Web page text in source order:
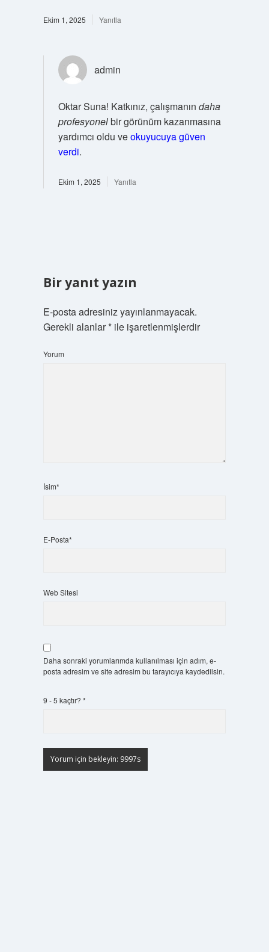
Ekim 1, 2025 Yanıtla
admin
Oktar Suna! Katkınız, çalışmanın daha
profesyonelbir görünüm kazanmasına
yardımcı oldu veokuyucuya güven
verdi.
Ekim 1, 2025 Yanıtla
Bir yanıt yazın
E-posta adresiniz yayınlanmayacak.
Gerekli alanlar*ile işaretlenmişlerdir
Yorum
İsim*
E-Posta*
Web Sitesi
Daha sonraki yorumlarımda kullanılması için adım, e-
posta adresim ve site adresim bu tarayıcıya kaydedilsin.
9 - 5 kaçtır? *